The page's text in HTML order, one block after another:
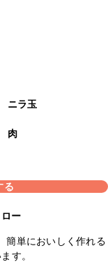
ニラ玉
肉
る
ー
簡単においしく作れる
す。